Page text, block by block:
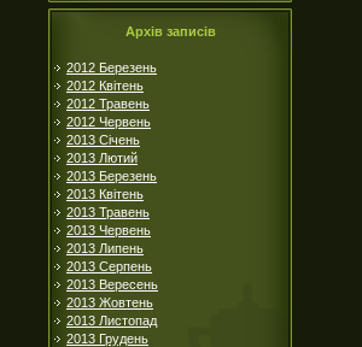
Архів записів
2012 Березень
2012 Квітень
2012 Травень
2012 Червень
2013 Січень
2013 Лютий
2013 Березень
2013 Квітень
2013 Травень
2013 Червень
2013 Липень
2013 Серпень
2013 Вересень
2013 Жовтень
2013 Листопад
2013 Грудень